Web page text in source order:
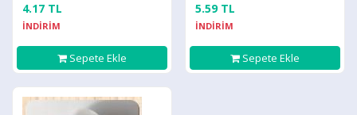
4.17 TL
İNDİRİM
Sepete Ekle
5.59 TL
İNDİRİM
Sepete Ekle